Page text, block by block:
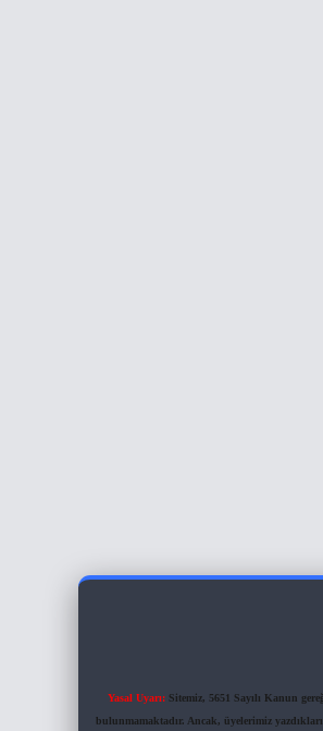
Yasal Uyarı: Sitemiz, 5651 Sayılı Kanun
bulunmamaktadır. Ancak, üyelerimiz